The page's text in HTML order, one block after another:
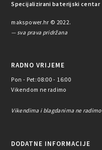
Specijalizirani baterijski centar
makspower.hr © 2022.
— sva prava pridržana
RADNO VRIJEME
Pon - Pet: 08:00 - 16:00
Vikendom ne radimo
Vikendima i blagdanima ne radimo
DODATNE INFORMACIJE